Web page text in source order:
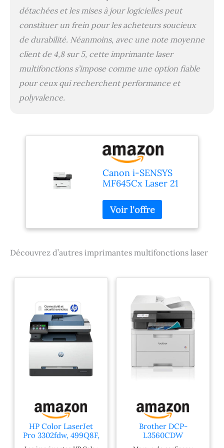
détachées et les mises à jour logicielles peut
constituer un frein pour les acheteurs soucieux
de durabilité. Néanmoins, avec une note moyenne
client de 4,8 sur 5, cette imprimante laser
multifonctions s’impose comme une option fiable
pour ceux qui recherchent performance et
polyvalence.
Canon i-SENSYS
MF645Cx Laser 21
DPI A4 Wifi -
Multifonctions
(Laser, Impression
A4, Noir, Blanc)
Découvrez d’autres imprimantes multifonctions laser
HP Color LaserJet
Pro 3302fdw, 499Q8F,
Imprimante
Brother DCP-
L3560CDW
Imprimante Laser